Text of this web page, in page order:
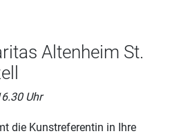
Altenheim St.
Uhr
die Kunstreferentin in Ihre